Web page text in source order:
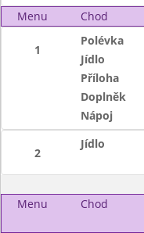
Menu
Chod
1
Polévka
Jídlo
Příloha
Doplněk
Nápoj
2
Jídlo
Menu Chod